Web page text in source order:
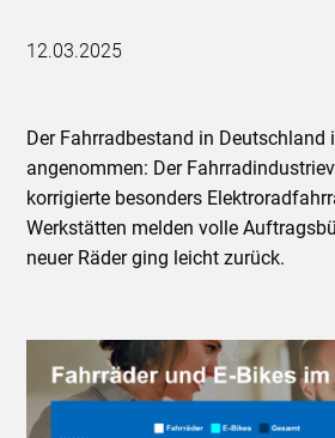
12.03.2025
Der Fahrradbestand in Deutschland
angenommen: Der
korrigierte besonders
Werkstätten melden volle
neuer Räder ging leicht zurück.